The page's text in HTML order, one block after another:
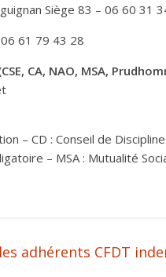
Siège 83 – 06 60 31
61 79 43 28
CA, NAO, MSA,
– CD : Conseil de
– MSA : Mutualité
adhérents CFDT